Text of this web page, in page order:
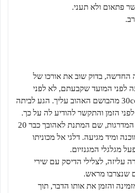
פתאום ולא תעני.
בדוק שוב את אורכו של
לפני המועד שקבעתם, לא לפני
שתרוקן על עצמך כ- 30cc מהבושם האהוב עליך. הגע לביתה
הזמן והתקשר להודיע לה על כך.
את: עני לטלפון מחדר המדרגות, שם המתנת לאהובך כבר 20
ומיד מגיעה. דלגי אל מכוניתו
מגלגלי המגנזיום.
עליזה, לצלילי הדיסק עם שירי
שנצרבו מראש.
והזמן את אותו הדבר, תוך